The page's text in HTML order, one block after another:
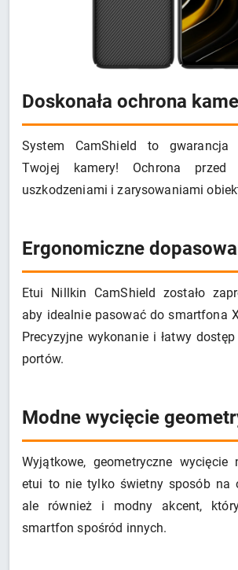
Doskonała ochrona
System CamShield to gwarancja
Twojej kamery! Ochrona przed
uszkodzeniami i zarysowaniami
Ergonomiczne
Etui Nillkin CamShield zostało
aby idealnie pasować do smartfona
Precyzyjne wykonanie i łatwy
portów.
Modne wycięcie
Wyjątkowe, geometryczne
etui to nie tylko świetny sposób na
ale również i modny akcent,
smartfon spośród innych.